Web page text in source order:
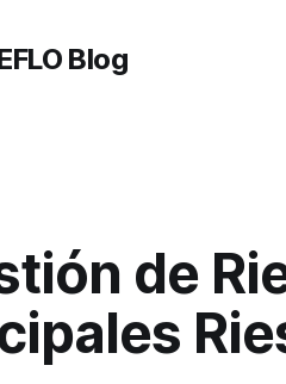
Blog
de